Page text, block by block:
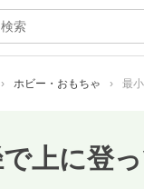
ホビー・おもちゃ 最
上に登